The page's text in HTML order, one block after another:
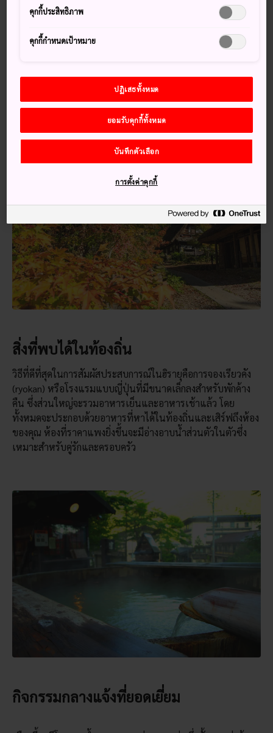
รถไฟแบบด่วนพิเศษและรถบัส
จากชินจูกุ ให้ขึ้นรถไฟสายอาซึสะแบบด่วนพิเศษไปยังมัตสึโมะ
โตะ จากจุดนั้น ให้ขึ้นรถบัสไปยังทาคายามะและลงที่สถานีขนส่ง
ให้ขึ้นรถบัสชินาโนะแบบด่วนพิเศษไปยังมัตสึ
โมะโตะ จากนั้นให้ต่อรถบัสเดียวกันจากที่นั่น
สิ่งที่พบได้ในท้องถิ่น
วิธีที่ดีที่สุดในการสัมผัสประสบการณ์ในฮิรายุคือการจองเรียวคัง
(ryokan) หรือโรงแรมแบบญี่ปุ่นที่มีขนาดเล็กลงสำหรับพักค้าง
คืน ซึ่งส่วนใหญ่จะรวมอาหารเย็นและอาหารเช้าแล้ว โดย
ทั้งหมดจะประกอบด้วยอาหารที่หาได้ในท้องถิ่นและเสิร์ฟถึงห้อง
ของคุณ ห้องที่ราคาแพงยิ่งขึ้นจะมีอ่างอาบน้ำส่วนตัวในตัวซึ่ง
เหมาะสำหรับคู่รักและครอบครัว
กิจกรรมกลางแจ้งที่ยอดเยี่ยม
คุกกี้ประสิทธิภาพ
คุกกี้กำหนดเป้าหมาย
ปฏิเสธทั้งหมด
ยอมรับคุกกี้ทั้งหมด
บันทึกตัวเลือก
การตั้งค่าคุกกี้